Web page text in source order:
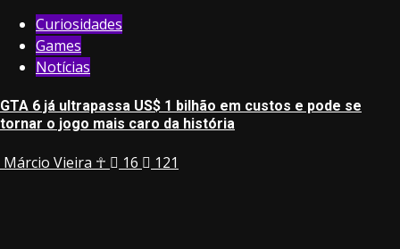
Curiosidades
Games
Notícias
GTA 6 já ultrapassa US$ 1 bilhão em custos e pode se
tornar o jogo mais caro da história
Márcio Vieira ☥ 16 121